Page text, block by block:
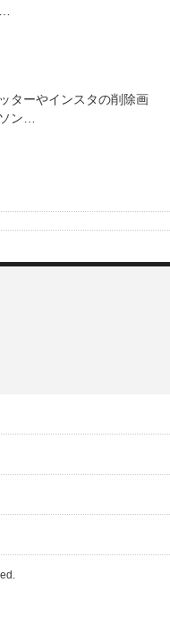
ターやインスタの削除画
ン…